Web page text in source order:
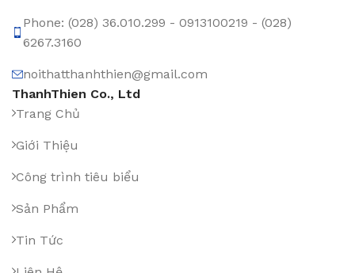
Phone: (028) 36.010.299 - 0913100219 - (028)
6267.3160
noithatthanhthien@gmail.com
ThanhThien Co., Ltd
Trang Chủ
Giới Thiệu
Công trình tiêu biểu
Sản Phẩm
Tin Tức